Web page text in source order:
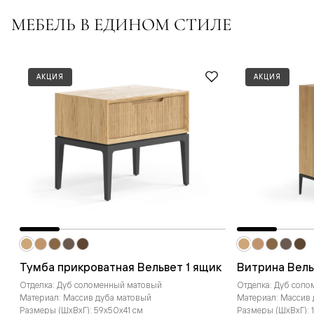
МЕБЕЛЬ В ЕДИНОМ СТИЛЕ
АКЦИЯ
Тумба прикроватная Вельвет 1 ящик
Отделка: Дуб соломенный матовый
Материал: Массив дуба матовый
Размеры (ШxВxГ): 59x50x41 см
АКЦИЯ
Витрина
Отделка: Дуб
Материал: Массив
Размеры (ШxВxГ):